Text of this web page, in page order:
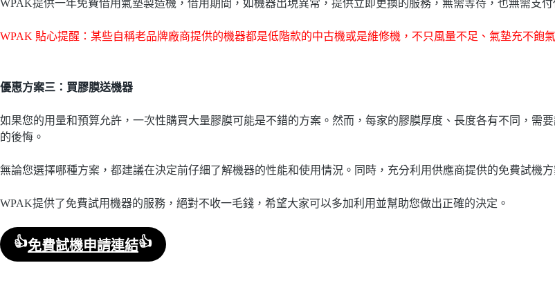
WPAK提供一年免費借用氣墊製造機，借用期間，如機器出現異常，提供立即更換的服務，無需等待，也無需支付
WPAK 貼心提醒：某些自稱老品牌廠商提供的機器都是低階款的中古機或是維修機，不只風量不足、氣墊充不飽
優惠方案三：買膠膜送機器
如果您的用量和預算允許，一次性購買大量膠膜可能是不錯的方案。然而，每家的膠膜厚度、長度各有不同，需
的後悔。
無論您選擇哪種方案，都建議在決定前仔細了解機器的性能和使用情況。同時，充分利用供應商提供的免費試機
WPAK提供了免費試用機器的服務，絕對不收一毛錢，希望大家可以多加利用並幫助您做出正確的決定。
👍免費試機申請連結👍